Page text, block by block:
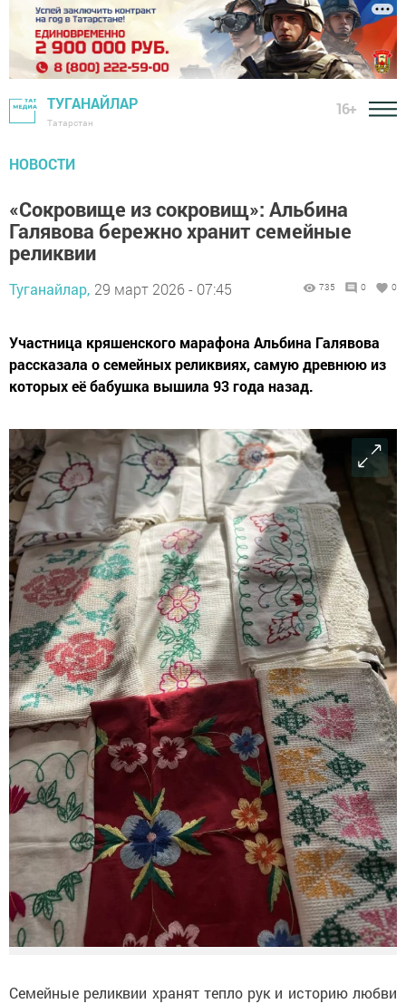
ТУГАНАЙЛАР
Татарстан
16+
НОВОСТИ
«Сокровище из сокровищ»: Альбина
Галявова бережно хранит семейные
реликвии
Туганайлар, 29 март 2026 - 07:45 735 0 0
Участница кряшенского марафона Альбина Галявова
рассказала о семейных реликвиях, самую древнюю из
которых её бабушка вышила 93 года назад.
Семейные реликвии хранят тепло рук и историю любви